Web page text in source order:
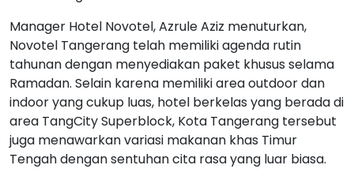
Manager Hotel Novotel, Azrule Aziz menuturkan,
Novotel Tangerang telah memiliki agenda rutin
tahunan dengan menyediakan paket khusus selama
Ramadan. Selain karena memiliki area outdoor dan
indoor yang cukup luas, hotel berkelas yang berada di
area TangCity Superblock, Kota Tangerang tersebut
juga menawarkan variasi makanan khas Timur
Tengah dengan sentuhan cita rasa yang luar biasa.